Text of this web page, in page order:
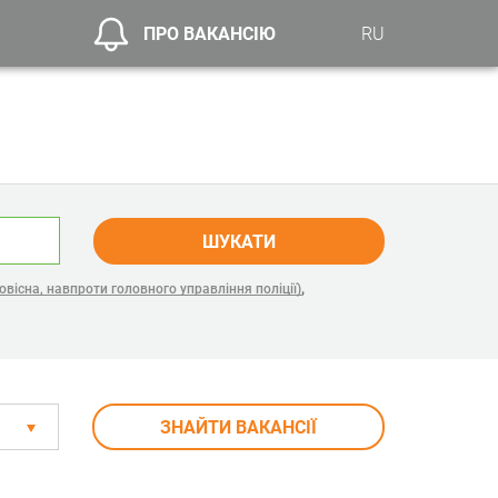
ПРО ВАКАНСІЮ RU
ШУКАТИ
навпроти головного управління поліції),
ЗНАЙТИ ВАКАНСІЇ